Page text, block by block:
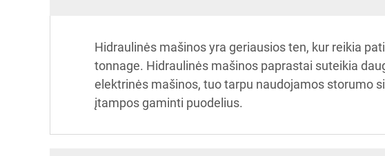
Hidraulinės mašinos yra geriausios ten, kur reikia
tonnage. Hidraulinės mašinos paprastai suteikia
elektrinės mašinos, tuo tarpu naudojamos storumo
įtampos gaminti puodelius.